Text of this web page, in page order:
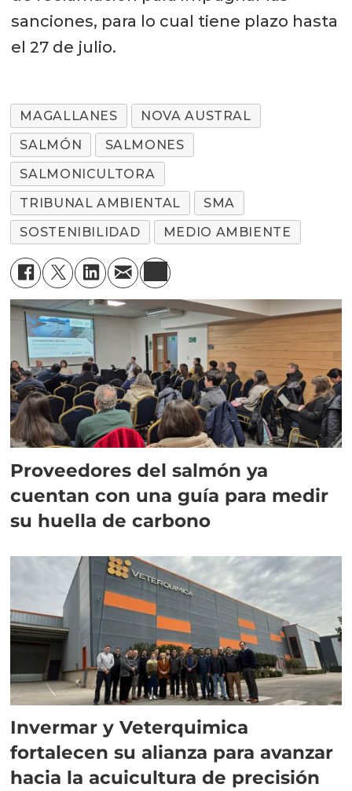
sanciones, para lo cual tiene plazo hasta
el 27 de julio.
MAGALLANES
NOVA AUSTRAL
SALMÓN
SALMONES
SALMONICULTORA
TRIBUNAL AMBIENTAL
SMA
SOSTENIBILIDAD
MEDIO AMBIENTE
Proveedores del salmón ya
cuentan con una guía para medir
su huella de carbono
Invermar y Veterquimica
fortalecen su alianza para avanzar
hacia la acuicultura de precisión